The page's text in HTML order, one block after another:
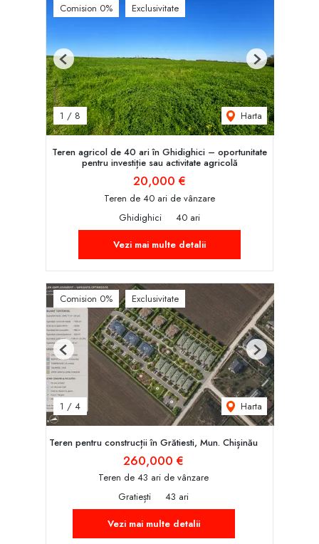
Comision 0% Exclusivitate
1 / 8 Harta
Previous Next
Teren agricol de 40 ari în Ghidighici – oportunitate
pentru investiție sau activitate agricolă
20,000 €
Teren de 40 ari de vânzare
Ghidighici
40 ari
Vezi mai multe detalii
Comision 0% Exclusivitate
1 / 4 Harta
Previous Next
Teren pentru construcții în Grătiesti, Mun. Chișinău
260,000 €
Teren de 43 ari de vânzare
Gratiești
43 ari
Vezi mai multe detalii